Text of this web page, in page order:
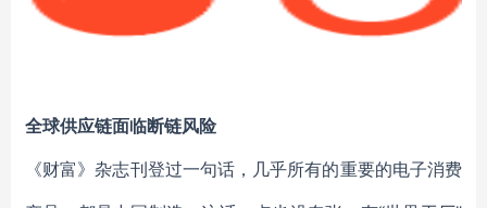
全球供应链面临断链风险
《财富》杂志刊登过一句话，几乎所有的重要的电子消费